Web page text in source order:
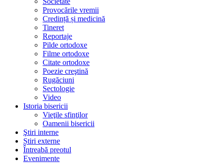
Provocările vremii
Credință și medicină
Tineret
Reportaje
Pilde ortodoxe
Filme ortodoxe
Citate ortodoxe
Poezie creştină
Rugăciuni
Sectologie
Video
Istoria bisericii
Vieţile sfinţilor
Oamenii bisericii
Ştiri interne
Știri externe
Întreabă preotul
Evenimente